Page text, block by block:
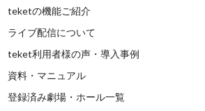
teketの機能ご紹介
ライブ配信について
teket利用者様の声・導入事例
資料・マニュアル
登録済み劇場・ホール一覧